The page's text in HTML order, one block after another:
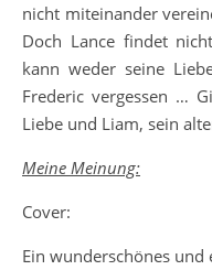
nicht miteinander
Doch Lance findet
kann weder seine
Frederic vergessen …
Liebe und Liam, sein
Meine Meinung:
Cover:
Ein wunderschönes und